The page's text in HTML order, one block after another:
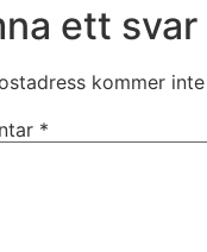
ett svar
kommer
*